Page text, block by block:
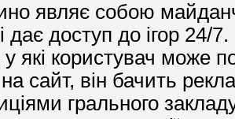
являє собою
дає доступ до ігор 24/
у які користувач
сайт, він бачить
грального